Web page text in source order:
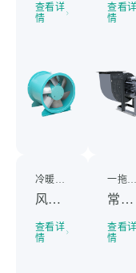
查看详
情
查看详
情
冷暖调控 静音节能
风机盘管机组
查看详
情
一拖二，两进一出，降本增效
常规分体式管道换气扇（一拖二）
查看详
情